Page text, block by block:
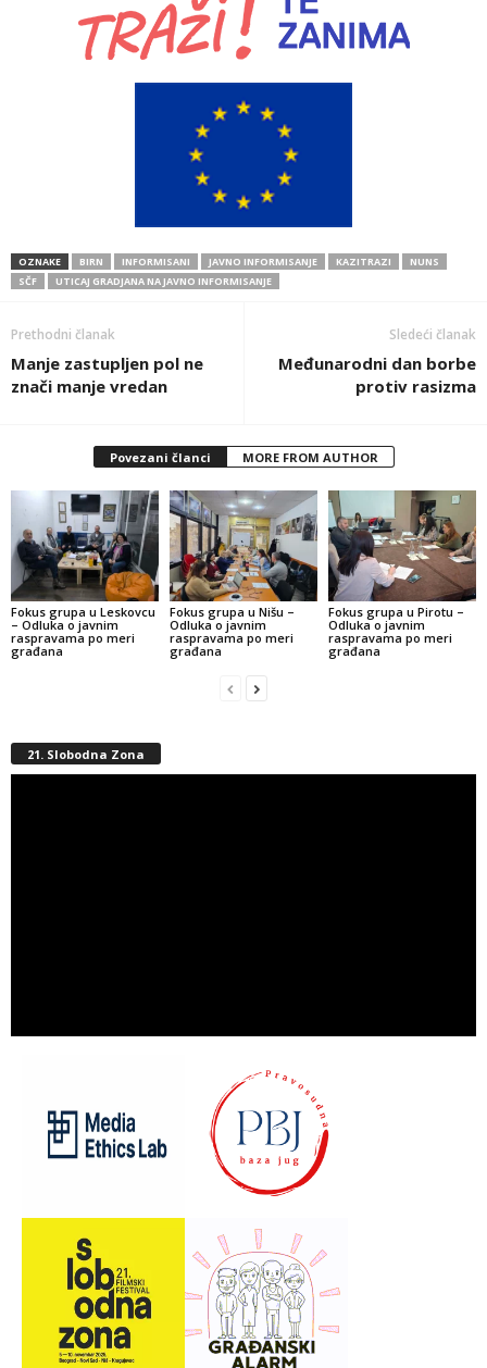
OZNAKE BIRN INFORMISANI JAVNO INFORMISANJE KAZITRAZI
NUNS
SČF
UTICAJ GRADJANA NA JAVNO INFORMISANJE
Prethodni članak
Manje zastupljen pol ne
znači manje vredan
Sledeći članak
Međunarodni dan borbe
protiv rasizma
Povezani članci MORE FROM AUTHOR
Fokus grupa u Leskovcu
– Odluka o javnim
raspravama po meri
građana
Fokus grupa u Nišu –
Odluka o javnim
raspravama po meri
građana
Fokus grupa u Pirotu –
Odluka o javnim
raspravama po meri
građana
21. Slobodna Zona